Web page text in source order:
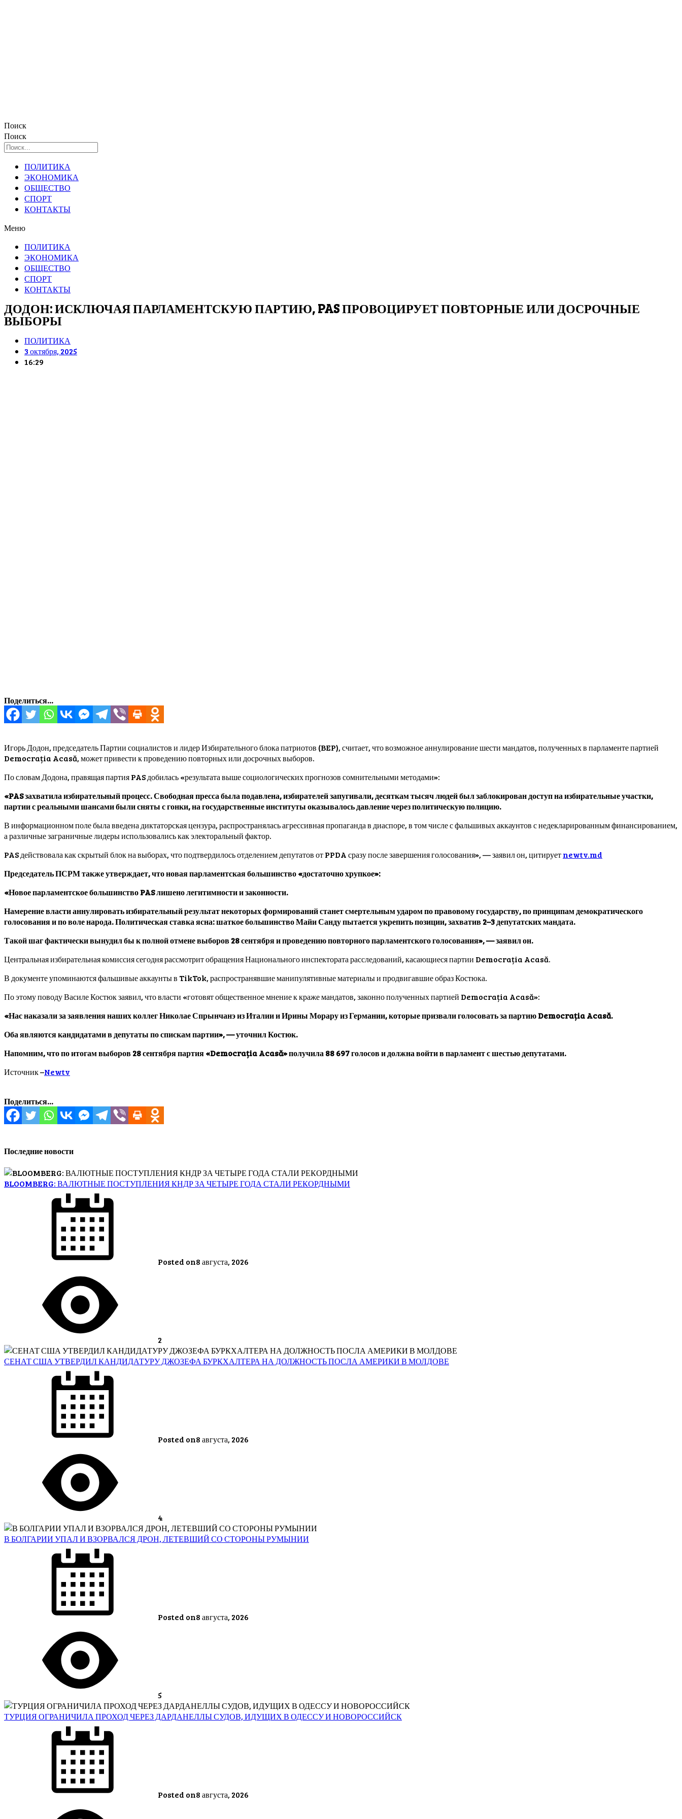
Поиск
Поиск
ПОЛИТИКА
ЭКОНОМИКА
ОБЩЕСТВО
СПОРТ
КОНТАКТЫ
Меню
ПОЛИТИКА
ЭКОНОМИКА
ОБЩЕСТВО
СПОРТ
КОНТАКТЫ
ДОДОН: ИСКЛЮЧАЯ ПАРЛАМЕНТСКУЮ ПАРТИЮ, PAS ПРОВОЦИРУЕТ ПОВТОРНЫЕ ИЛИ ДОСРОЧНЫЕ
ВЫБОРЫ
ПОЛИТИКА
3 октября, 2025
16:29
Поделиться...
Игорь Додон, председатель Партии социалистов и лидер Избирательного блока патриотов (BEP), считает, что возможное аннулирование шести мандатов, полученных в парламенте партией
Democrația Acasă, может привести к проведению повторных или досрочных выборов.
По словам Додона, правящая партия PAS добилась «результата выше социологических прогнозов сомнительными методами»:
«PAS захватила избирательный процесс. Свободная пресса была подавлена, избирателей запугивали, десяткам тысяч людей был заблокирован доступ на избирательные участки,
партии с реальными шансами были сняты с гонки, на государственные институты оказывалось давление через политическую полицию.
В информационном поле была введена диктаторская цензура, распространялась агрессивная пропаганда в диаспоре, в том числе с фальшивых аккаунтов с недекларированным финансированием,
а различные заграничные лидеры использовались как электоральный фактор.
PAS действовала как скрытый блок на выборах, что подтвердилось отделением депутатов от PPDA сразу после завершения голосования», — заявил он, цитируетnewtv.md
Председатель ПСРМ также утверждает, что новая парламентская большинство «достаточно хрупкое»:
«Новое парламентское большинство PAS лишено легитимности и законности.
Намерение власти аннулировать избирательный результат некоторых формирований станет смертельным ударом по правовому государству, по принципам демократического
голосования и по воле народа. Политическая ставка ясна: шаткое большинство Майи Санду пытается укрепить позиции, захватив 2–3 депутатских мандата.
Такой шаг фактически вынудил бы к полной отмене выборов 28 сентября и проведению повторного парламентского голосования», — заявил он.
Центральная избирательная комиссия сегодня рассмотрит обращения Национального инспектората расследований, касающиеся партии Democrația Acasă.
В документе упоминаются фальшивые аккаунты в TikTok, распространявшие манипулятивные материалы и продвигавшие образ Костюка.
По этому поводу Василе Костюк заявил, что власти «готовят общественное мнение к краже мандатов, законно полученных партией Democrația Acasă»:
«Нас наказали за заявления наших коллег Николае Спрынчанэ из Италии и Ирины Морару из Германии, которые призвали голосовать за партию Democrația Acasă.
Оба являются кандидатами в депутаты по спискам партии», — уточнил Костюк.
Напомним, что по итогам выборов 28 сентября партия «Democrația Acasă» получила 88 697 голосов и должна войти в парламент с шестью депутатами.
Источник –Newtv
Поделиться...
Последние новости
BLOOMBERG: ВАЛЮТНЫЕ ПОСТУПЛЕНИЯ КНДР ЗА ЧЕТЫРЕ ГОДА СТАЛИ РЕКОРДНЫМИ
Posted on8 августа, 2026
2
СЕНАТ США УТВЕРДИЛ КАНДИДАТУРУ ДЖОЗЕФА БУРКХАЛТЕРА НА ДОЛЖНОСТЬ ПОСЛА АМЕРИКИ В МОЛДОВЕ
Posted on8 августа, 2026
4
В БОЛГАРИИ УПАЛ И ВЗОРВАЛСЯ ДРОН, ЛЕТЕВШИЙ СО СТОРОНЫ РУМЫНИИ
Posted on8 августа, 2026
5
ТУРЦИЯ ОГРАНИЧИЛА ПРОХОД ЧЕРЕЗ ДАРДАНЕЛЛЫ СУДОВ, ИДУЩИХ В ОДЕССУ И НОВОРОССИЙСК
Posted on8 августа, 2026